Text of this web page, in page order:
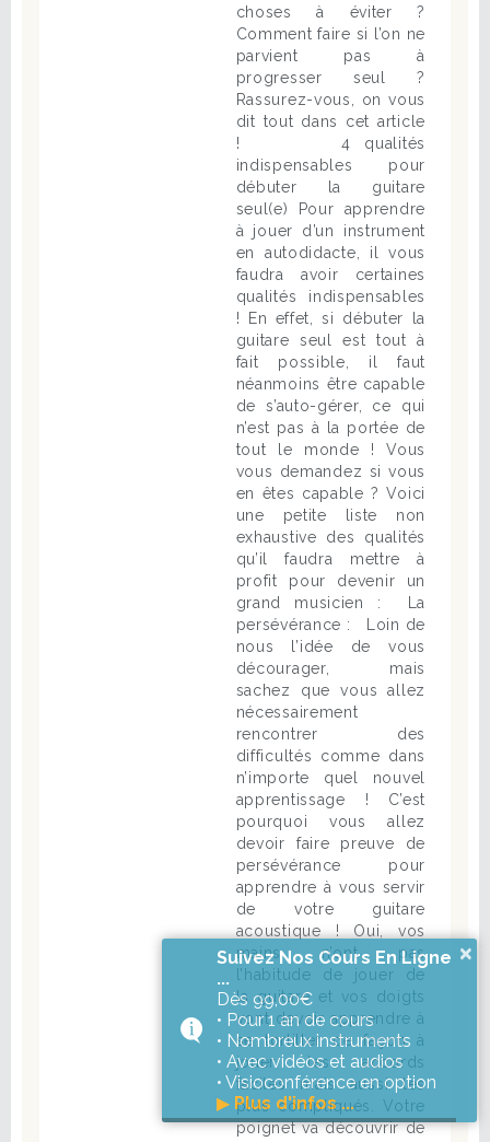
choses à éviter ?
Comment faire si l’on ne
parvient pas à
progresser seul ?
Rassurez-vous, on vous
dit tout dans cet article
! 4 qualités
indispensables pour
débuter la guitare
seul(e) Pour apprendre
à jouer d’un instrument
en autodidacte, il vous
faudra avoir certaines
qualités indispensables
! En effet, si débuter la
guitare seul est tout à
fait possible, il faut
néanmoins être capable
de s’auto-gérer, ce qui
n’est pas à la portée de
tout le monde ! Vous
vous demandez si vous
en êtes capable ? Voici
une petite liste non
exhaustive des qualités
qu’il faudra mettre à
profit pour devenir un
grand musicien : La
persévérance : Loin de
nous l’idée de vous
décourager, mais
sachez que vous allez
nécessairement
rencontrer des
difficultés comme dans
n’importe quel nouvel
apprentissage ! C’est
pourquoi vous allez
devoir faire preuve de
persévérance pour
apprendre à vous servir
de votre guitare
acoustique ! Oui, vos
mains n’ont pas
l’habitude de jouer de
la guitare et vos doigts
vont devoir apprendre à
se tortiller de façon à
jouer les accords
faciles mais aussi les
plus compliqués. Votre
poignet va découvrir de
×
Suivez Nos Cours En Ligne
...
Dès 99,00€
• Pour 1 an de cours
• Nombreux instruments
• Avec vidéos et audios
• Visioconférence en option
▶ Plus d'infos ...